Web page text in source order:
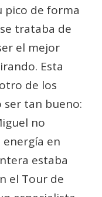
pico de forma
trataba de
el mejor
Esta
de los
ser tan bueno:
no
en
estaba
el Tour de